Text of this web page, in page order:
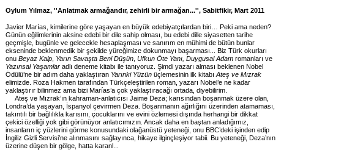
Oylum Yılmaz, ''Anlatmak armağandır, zehirli bir armağan...'', Sabitfikir, Mart 2011
Javier Marías, kimilerine göre yaşayan en büyük edebiyatçılardan biri… Peki ama neden?
Günün eğilimlerinin aksine edebi bir dile sahip olması, bu edebi dille siyasetten tarihe
geçmişle, bugünle ve gelecekle hesaplaşması ve sanırım en mühimi de bütün bunlar
ekseninde beklenmedik bir şekilde yüreğimize dokunmayı başarması... Biz Türk okurları
onu Beyaz Kalp Yarın Savaşta Beni Düşün Ufkun Öte Yanı, Duygusal Adam romanları ve
Yazınsal Yaşamlar adlı deneme kitabı ile tanıyoruz. Şimdi yazarı alması beklenen Nobel
Ödülü’ne bir adım daha yaklaştıran Yarınki Yüzün üçlemesinin ilk kitabı Ateş ve Mızrak
elimizde. Roza Hakmen tarafından Türkçeleştirilen roman, yazarı Nobel’e ne kadar
yaklaştırır bilinmez ama bizi Marías’a çok yaklaştıracağı ortada, diyebilirim.
Ateş ve Mızrak’ın kahraman-anlatıcısı Jaime Deza; karısından boşanmak üzere olan,
Londra’da yaşayan, İspanyol çevirmen Deza. Boşanmanın ağırlığını üzerinden atamaması,
takıntılı bir bağlılıkla karısını, çocuklarını ve evini özlemesi dışında herhangi bir dikkat
çekici özelliği yok gibi görünüyor anlatıcımızın. Ancak daha en baştan anladığımız,
insanların iç yüzlerini görme konusundaki olağanüstü yeteneği, onu BBC’deki işinden edip
İngiliz Gizli Servisi’ne alınmasını sağlayınca, hikaye ilginçleşiyor tabii. Bu yeteneği, Deza’nın
üzerine düşen bir gölge, hatta karanl...